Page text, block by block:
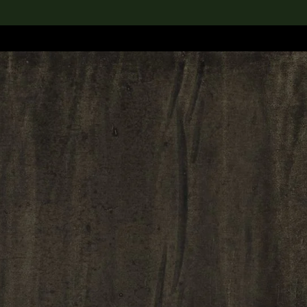
the Collection